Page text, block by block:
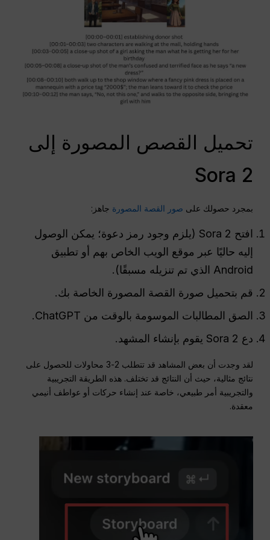
تحميل القصص المصورة إلى
Sora 2
بمجرد حصولك على صور القصة المصورة جاهز:
افتح Sora 2 (يلزم وجود رمز دعوة؛ يمكن الوصول
إليه حاليًا عبر موقع الويب الخاص بهم أو تطبيق
Android الذي تم تنزيله مسبقًا).
قم بتحميل صورة القصة المصورة الخاصة بك.
الصق المطالبات الموسومة بالوقت من ChatGPT.
دع Sora 2 يقوم بإنشاء المشهد.
لقد وجدت أن بعض المشاهد قد تتطلب 2-3 محاولات للحصول على
نتائج مثالية، حيث أن النتائج قد تختلف. هذه الطريقة التجريبية
والتجريبية أمر طبيعي، خاصة عند إنشاء حركات أو عواطف أنيمي
معقدة.